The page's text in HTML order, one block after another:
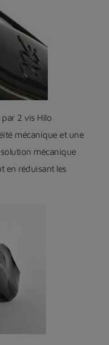
2 vis Hilo
mécanique et une
mécanique
en réduisant les